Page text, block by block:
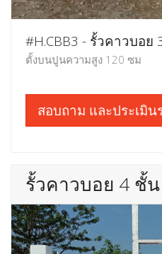
#H.CBB3 - รั้วคาวบอย
ตั้งบนปูนความสูง 120 ซม
สอบถาม และประเมิน
รั้วคาวบอย 4 ชั้